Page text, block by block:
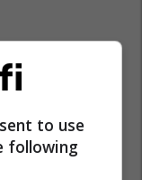
to use
following